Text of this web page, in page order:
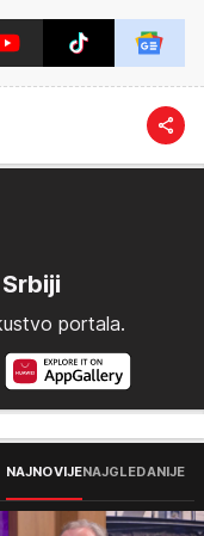
portala.
NAJNOVIJENAJGLEDANIJE